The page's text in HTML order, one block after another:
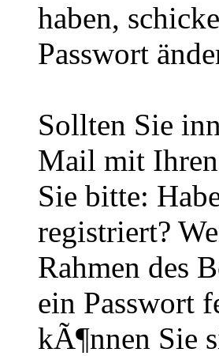
haben,
Passwort
Sollten Sie
Mail mit
Sie bitte:
registriert?
Rahmen des
ein Passwort
kÃ¶nnen Sie